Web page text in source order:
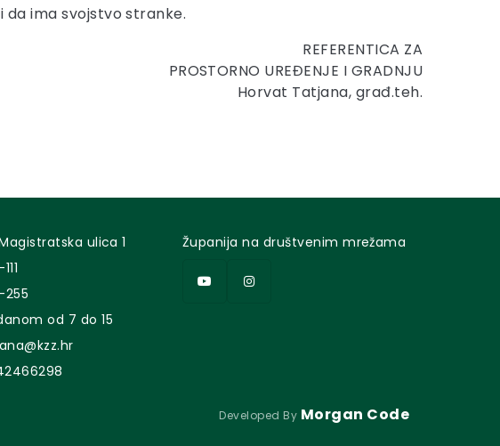
da ima svojstvo stranke.
REFERENTICA ZA
PROSTORNO UREĐENJE I GRADNJU
Horvat Tatjana, građ.teh.
ulica 1
od 7 do 15
Županija na društvenim mrežama
Developed By Morgan Code